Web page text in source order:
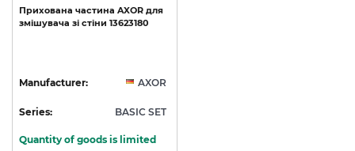
Прихована частина AXOR для
змішувача зі стіни 13623180
Manufacturer: AXOR
Series: BASIC SET
Quantity of goods is limited